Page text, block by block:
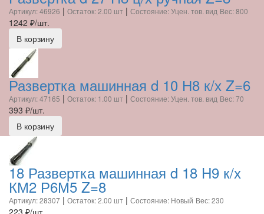
Артикул: 46926 | Остаток: 2.00 шт | Состояние: Уцен. тов. вид Вес: 800
1242 ₽/шт.
В корзину
Развертка машинная d 10 Н8 к/х Z=6
Артикул: 47165 | Остаток: 1.00 шт | Состояние: Уцен. тов. вид Вес: 70
393 ₽/шт.
В корзину
18 Развертка машинная d 18 H9 к/х
КМ2 Р6М5 Z=8
Артикул: 28307 | Остаток: 2.00 шт | Состояние: Новый Вес: 230